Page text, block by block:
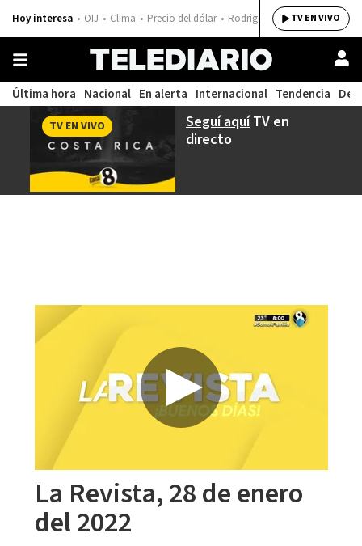
Hoy interesa OIJ Clima Precio del dólar Rodrigo ChavesTV EN VIVO
Última hora Nacional En alerta Internacional Tendencia
Seguí aquíTV en
directo
TV EN VIVO
La Revista, 28 de enero
del 2022